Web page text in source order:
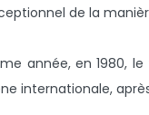
de la
année, en 1980,
internationale,